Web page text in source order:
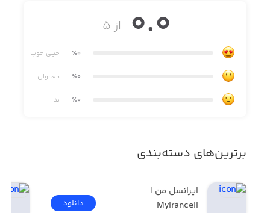
از ۵ 0.0
٪0 خیلی خوب
٪0 معمولی
٪0 بد
برترین‌های دسته‌بندی
MyIrancell
دانلود